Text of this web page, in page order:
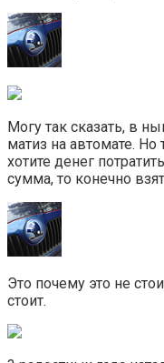
Могу так сказать, в
матиз на автомате.
хотите денег
сумма, то конечно
Это почему это не
стоит.